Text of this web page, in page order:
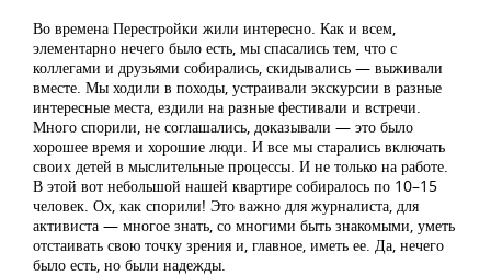
Во времена Перестройки жили интересно. Как и всем,
элементарно нечего было есть, мы спасались тем, что с
коллегами и друзьями собирались, скидывались — выживали
вместе. Мы ходили в походы, устраивали экскурсии в разные
интересные места, ездили на разные фестивали и встречи.
Много спорили, не соглашались, доказывали — это было
хорошее время и хорошие люди. И все мы старались включать
своих детей в мыслительные процессы. И не только на работе.
В этой вот небольшой нашей квартире собиралось по 10–15
человек. Ох, как спорили! Это важно для журналиста, для
активиста — многое знать, со многими быть знакомыми, уметь
отстаивать свою точку зрения и, главное, иметь ее. Да, нечего
было есть, но были надежды.